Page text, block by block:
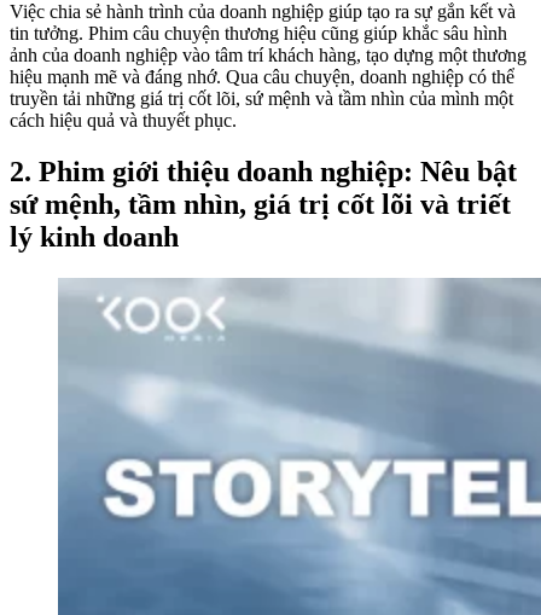
Việc chia sẻ hành trình của doanh nghiệp giúp tạo ra sự gắn kết và
tin tưởng. Phim câu chuyện thương hiệu cũng giúp khắc sâu hình
ảnh của doanh nghiệp vào tâm trí khách hàng, tạo dựng một thương
hiệu mạnh mẽ và đáng nhớ. Qua câu chuyện, doanh nghiệp có thể
truyền tải những giá trị cốt lõi, sứ mệnh và tầm nhìn của mình một
cách hiệu quả và thuyết phục.
2. Phim giới thiệu doanh nghiệp: Nêu bật
sứ mệnh, tầm nhìn, giá trị cốt lõi và triết
lý kinh doanh